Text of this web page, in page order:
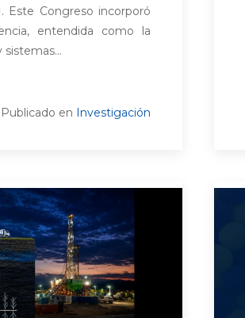
Este Congreso incorporó
entendida como la
Publicado en Investigación